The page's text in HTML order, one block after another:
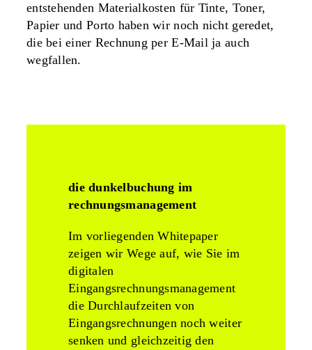
entstehenden Materialkosten für Tinte, Toner,
Papier und Porto haben wir noch nicht geredet,
die bei einer Rechnung per E-Mail ja auch
wegfallen.
die dunkelbuchung im
rechnungsmanagement
Im vorliegenden Whitepaper
zeigen wir Wege auf, wie Sie im
digitalen
Eingangsrechnungsmanagement
die Durchlaufzeiten von
Eingangsrechnungen noch weiter
senken und gleichzeitig den